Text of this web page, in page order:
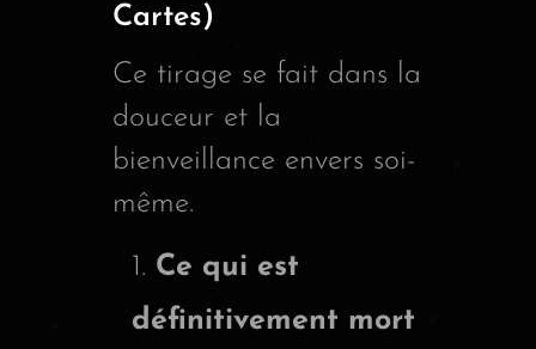
Cartes)
Ce tirage se fait dans la
douceur et la
bienveillance envers soi-
même.
Ce qui est
définitivement mort